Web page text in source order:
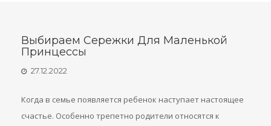
Выбираем Сережки Для Маленькой
Принцессы
27.12.2022
Когда в семье появляется ребенок наступает настоящее
счастье. Особенно трепетно родители относятся к